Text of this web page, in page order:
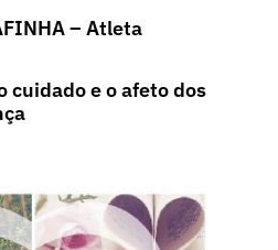
– Atleta
cuidado e o afeto dos